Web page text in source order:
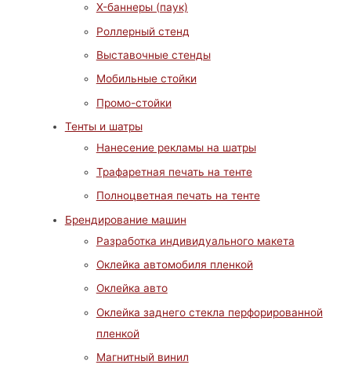
X-баннеры (паук)
Роллерный стенд
Выставочные стенды
Мобильные стойки
Промо-стойки
Тенты и шатры
Нанесение рекламы на шатры
Трафаретная печать на тенте
Полноцветная печать на тенте
Брендирование машин
Разработка индивидуального макета
Оклейка автомобиля пленкой
Оклейка авто
Оклейка заднего стекла перфорированной
пленкой
Магнитный винил